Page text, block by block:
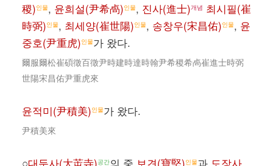
稷)인물, 윤희설(尹希卨)인물, 진사(進士)개념 최시필(崔
時弼)인물, 최세양(崔世陽)인물, 송창우(宋昌佑)인물, 윤
중호(尹重虎)인물가 왔다.
爾服爾松崔碩徵百徵尹時建時達時翰尹希稷希卨崔進士時弼
世陽宋昌佑尹重虎來
윤적미(尹積美)인물가 왔다.
尹積美來
공간 인물